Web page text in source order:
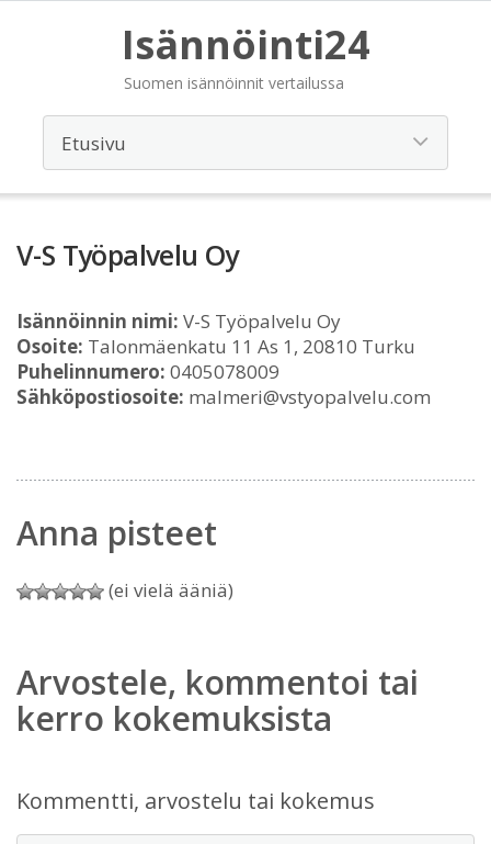
Isännöinti24
Suomen isännöinnit vertailussa
V-S Työpalvelu Oy
Isännöinnin nimi: V-S Työpalvelu Oy
Osoite: Talonmäenkatu 11 As 1, 20810 Turku
Puhelinnumero: 0405078009
Sähköpostiosoite: malmeri@vstyopalvelu.com
Anna pisteet
(ei vielä ääniä)
Arvostele, kommentoi tai
kerro kokemuksista
Kommentti, arvostelu tai kokemus